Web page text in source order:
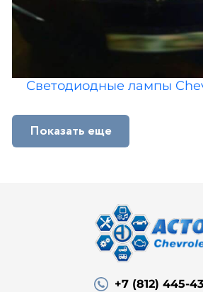
Светодиодные лампы
Показать еще
+7 (812) 445-